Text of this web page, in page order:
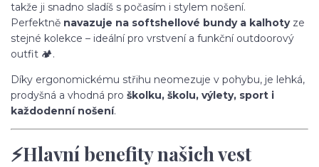
takže ji snadno sladíš s počasím i stylem nošení.
Perfektně navazuje na softshellové bundy a kalhotyze
stejné kolekce – ideální pro vrstvení a funkční outdoorový
outfit 🏕️.
Díky ergonomickému střihu neomezuje v pohybu, je lehká,
prodyšná a vhodná pro školku, školu, výlety, sport i
každodenní nošení.
⚡Hlavní benefity našich vest